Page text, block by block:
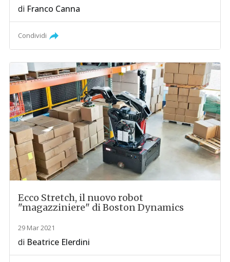
di Franco Canna
Condividi
Ecco Stretch, il nuovo robot
"magazziniere" di Boston Dynamics
29 Mar 2021
di Beatrice Elerdini